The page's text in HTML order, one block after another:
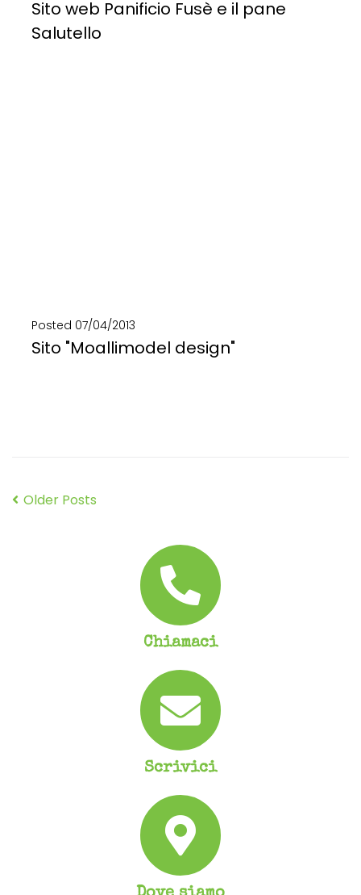
Sito web Panificio Fusè e il pane
Salutello
Posted 07/04/2013
Sito "Moallimodel design"
Older Posts
Chiamaci
Scrivici